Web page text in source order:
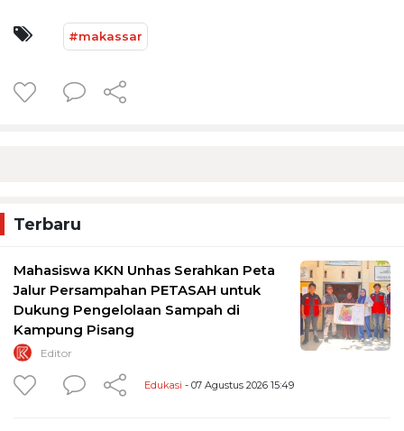
#makassar
Terbaru
Mahasiswa KKN Unhas Serahkan Peta
Jalur Persampahan PETASAH untuk
Dukung Pengelolaan Sampah di
Kampung Pisang
Editor
Edukasi - 07 Agustus 2026 15:49